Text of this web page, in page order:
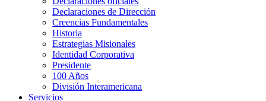
Declaraciones de Dirección
Creencias Fundamentales
Historia
Estrategias Misionales
Identidad Corporativa
Presidente
100 Años
División Interamericana
Servicios